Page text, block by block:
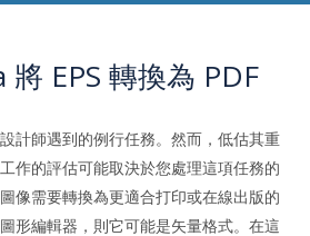
將 EPS 轉換為 PDF
計師遇到的例行任務。然而，低估其重
作的評估可能取決於您處理這項任務的
像需要轉換為更適合打印或在線出版的
形編輯器，則它可能是矢量格式。在這